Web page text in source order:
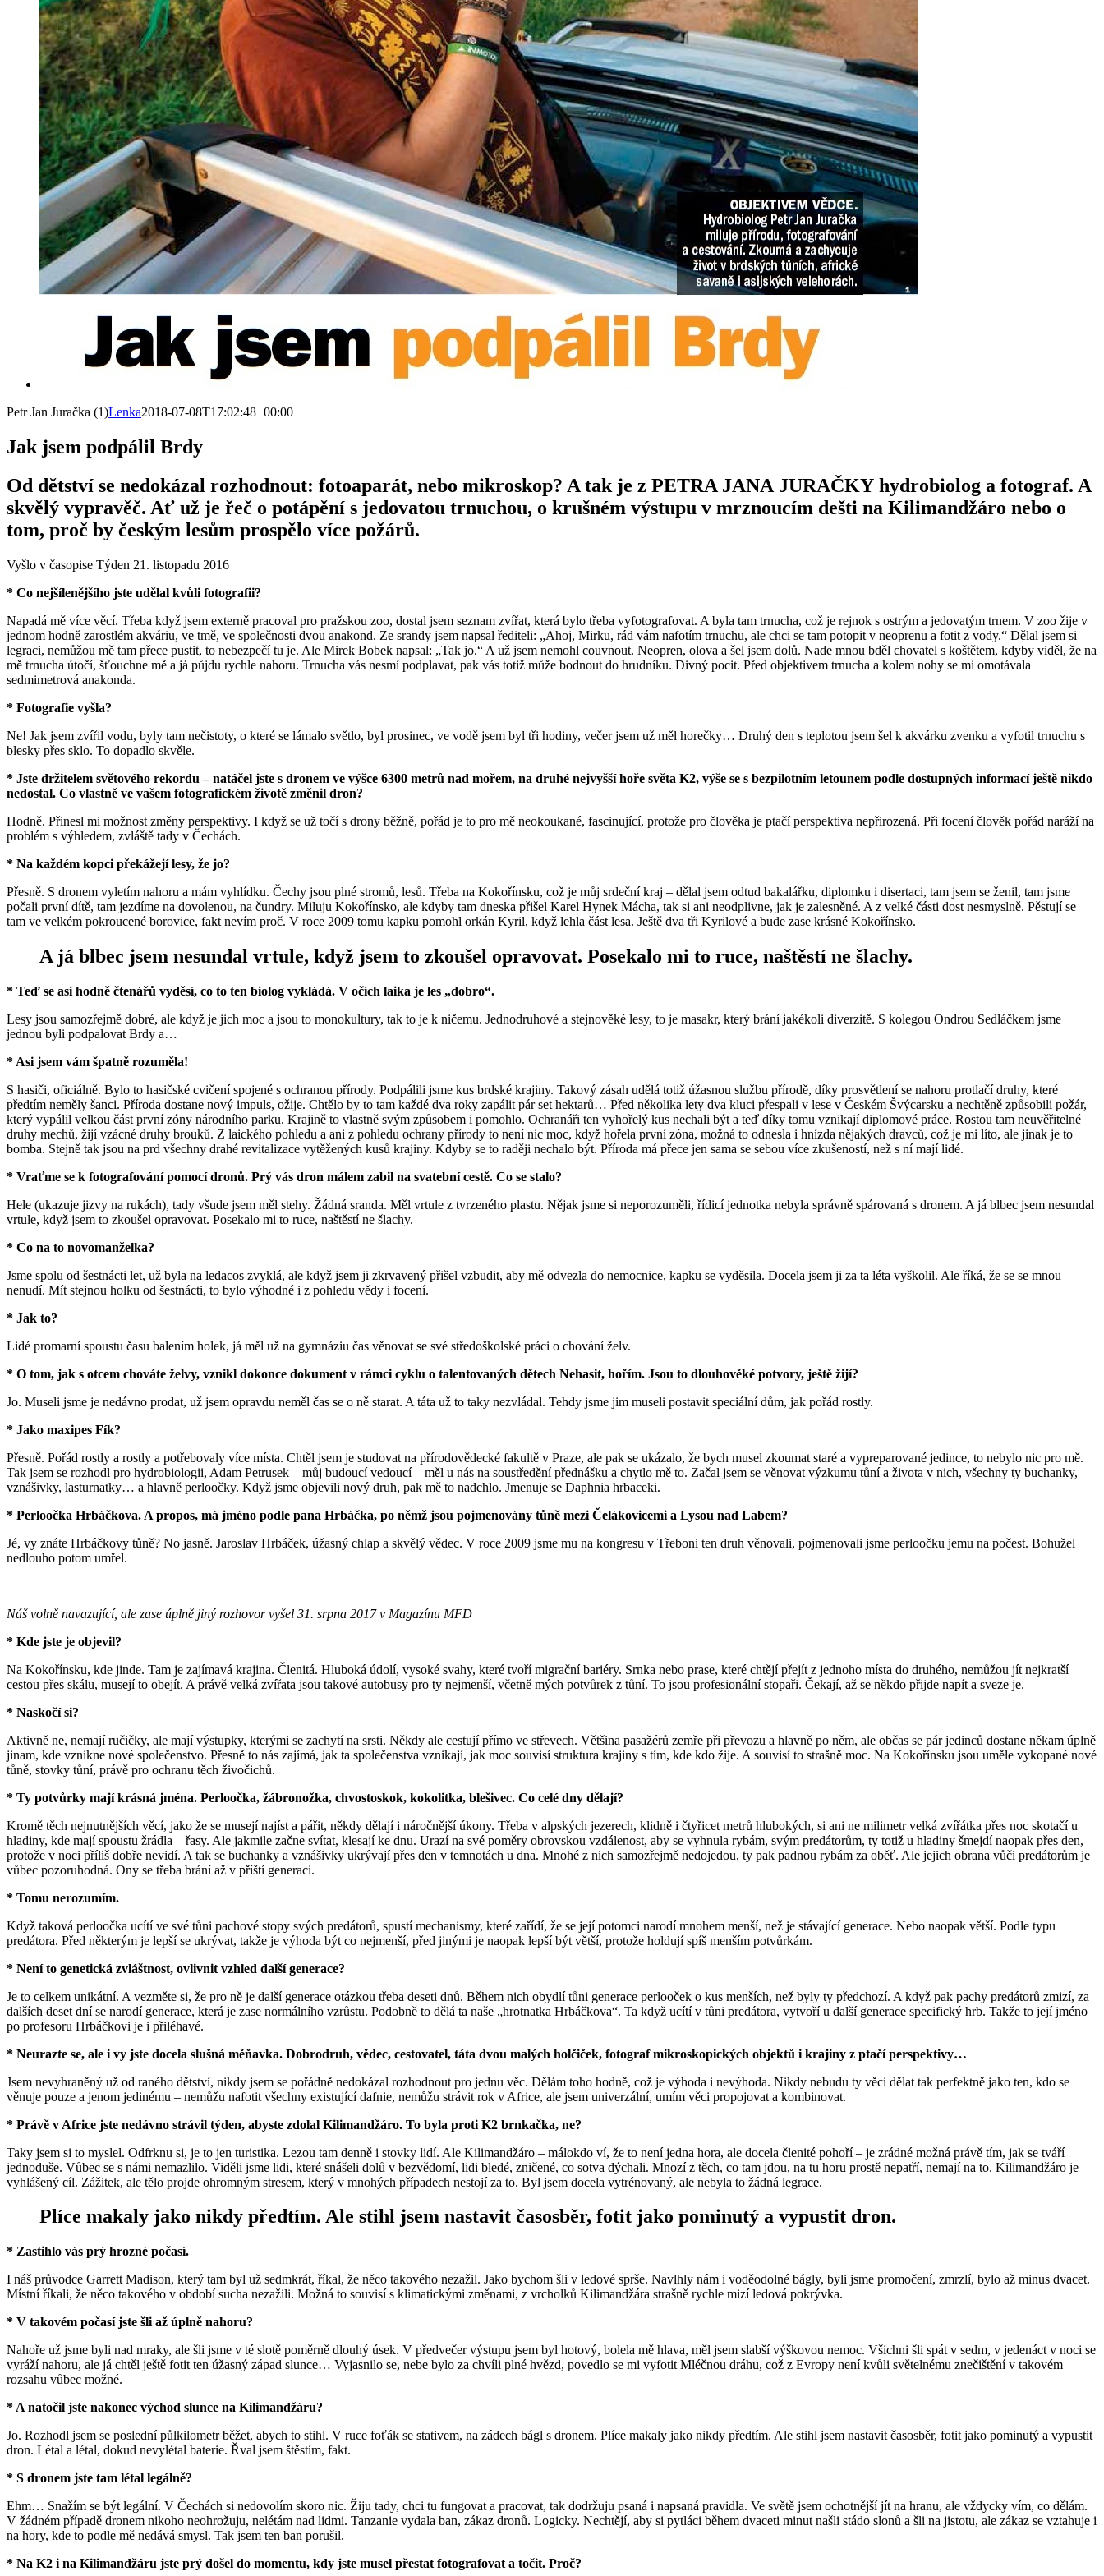
Petr Jan Juračka (1)Lenka2018-07-08T17:02:48+00:00
Jak jsem podpálil Brdy
Od dětství se nedokázal rozhodnout: fotoaparát, nebo mikroskop? A tak je z PETRA JANA JURAČKY hydrobiolog a fotograf. A
skvělý vypravěč. Ať už je řeč o potápění s jedovatou trnuchou, o krušném výstupu v mrznoucím dešti na Kilimandžáro nebo o
tom, proč by českým lesům prospělo více požárů.
Vyšlo v časopise Týden 21. listopadu 2016
* Co nejšílenějšího jste udělal kvůli fotografii?
Napadá mě více věcí. Třeba když jsem externě pracoval pro pražskou zoo, dostal jsem seznam zvířat, která bylo třeba vyfotografovat. A byla tam trnucha, což je rejnok s ostrým a jedovatým trnem. V zoo žije v
jednom hodně zarostlém akváriu, ve tmě, ve společnosti dvou anakond. Ze srandy jsem napsal řediteli: „Ahoj, Mirku, rád vám nafotím trnuchu, ale chci se tam potopit v neoprenu a fotit z vody.“ Dělal jsem si
legraci, nemůžou mě tam přece pustit, to nebezpečí tu je. Ale Mirek Bobek napsal: „Tak jo.“ A už jsem nemohl couvnout. Neopren, olova a šel jsem dolů. Nade mnou bděl chovatel s koštětem, kdyby viděl, že na
mě trnucha útočí, šťouchne mě a já půjdu rychle nahoru. Trnucha vás nesmí podplavat, pak vás totiž může bodnout do hrudníku. Divný pocit. Před objektivem trnucha a kolem nohy se mi omotávala
sedmimetrová anakonda.
* Fotografie vyšla?
Ne! Jak jsem zvířil vodu, byly tam nečistoty, o které se lámalo světlo, byl prosinec, ve vodě jsem byl tři hodiny, večer jsem už měl horečky… Druhý den s teplotou jsem šel k akvárku zvenku a vyfotil trnuchu s
blesky přes sklo. To dopadlo skvěle.
* Jste držitelem světového rekordu – natáčel jste s dronem ve výšce 6300 metrů nad mořem, na druhé nejvyšší hoře světa K2, výše se s bezpilotním letounem podle dostupných informací ještě nikdo
nedostal. Co vlastně ve vašem fotografickém životě změnil dron?
Hodně. Přinesl mi možnost změny perspektivy. I když se už točí s drony běžně, pořád je to pro mě neokoukané, fascinující, protože pro člověka je ptačí perspektiva nepřirozená. Při focení člověk pořád naráží na
problém s výhledem, zvláště tady v Čechách.
* Na každém kopci překážejí lesy, že jo?
Přesně. S dronem vyletím nahoru a mám vyhlídku. Čechy jsou plné stromů, lesů. Třeba na Kokořínsku, což je můj srdeční kraj – dělal jsem odtud bakalářku, diplomku i disertaci, tam jsem se ženil, tam jsme
počali první dítě, tam jezdíme na dovolenou, na čundry. Miluju Kokořínsko, ale kdyby tam dneska přišel Karel Hynek Mácha, tak si ani neodplivne, jak je zalesněné. A z velké části dost nesmyslně. Pěstují se
tam ve velkém pokroucené borovice, fakt nevím proč. V roce 2009 tomu kapku pomohl orkán Kyril, když lehla část lesa. Ještě dva tři Kyrilové a bude zase krásné Kokořínsko.
A já blbec jsem nesundal vrtule, když jsem to zkoušel opravovat. Posekalo mi to ruce, naštěstí ne šlachy.
* Teď se asi hodně čtenářů vyděsí, co to ten biolog vykládá. V očích laika je les „dobro“.
Lesy jsou samozřejmě dobré, ale když je jich moc a jsou to monokultury, tak to je k ničemu. Jednodruhové a stejnověké lesy, to je masakr, který brání jakékoli diverzitě. S kolegou Ondrou Sedláčkem jsme
jednou byli podpalovat Brdy a…
* Asi jsem vám špatně rozuměla!
S hasiči, oficiálně. Bylo to hasičské cvičení spojené s ochranou přírody. Podpálili jsme kus brdské krajiny. Takový zásah udělá totiž úžasnou službu přírodě, díky prosvětlení se nahoru protlačí druhy, které
předtím neměly šanci. Příroda dostane nový impuls, ožije. Chtělo by to tam každé dva roky zapálit pár set hektarů… Před několika lety dva kluci přespali v lese v Českém Švýcarsku a nechtěně způsobili požár,
který vypálil velkou část první zóny národního parku. Krajině to vlastně svým způsobem i pomohlo. Ochranáři ten vyhořelý kus nechali být a teď díky tomu vznikají diplomové práce. Rostou tam neuvěřitelné
druhy mechů, žijí vzácné druhy brouků. Z laického pohledu a ani z pohledu ochrany přírody to není nic moc, když hořela první zóna, možná to odnesla i hnízda nějakých dravců, což je mi líto, ale jinak je to
bomba. Stejně tak jsou na prd všechny drahé revitalizace vytěžených kusů krajiny. Kdyby se to raději nechalo být. Příroda má přece jen sama se sebou více zkušeností, než s ní mají lidé.
* Vraťme se k fotografování pomocí dronů. Prý vás dron málem zabil na svatební cestě. Co se stalo?
Hele (ukazuje jizvy na rukách), tady všude jsem měl stehy. Žádná sranda. Měl vrtule z tvrzeného plastu. Nějak jsme si neporozuměli, řídicí jednotka nebyla správně spárovaná s dronem. A já blbec jsem nesundal
vrtule, když jsem to zkoušel opravovat. Posekalo mi to ruce, naštěstí ne šlachy.
* Co na to novomanželka?
Jsme spolu od šestnácti let, už byla na ledacos zvyklá, ale když jsem ji zkrvavený přišel vzbudit, aby mě odvezla do nemocnice, kapku se vyděsila. Docela jsem ji za ta léta vyškolil. Ale říká, že se se mnou
nenudí. Mít stejnou holku od šestnácti, to bylo výhodné i z pohledu vědy i focení.
* Jak to?
Lidé promarní spoustu času balením holek, já měl už na gymnáziu čas věnovat se své středoškolské práci o chování želv.
* O tom, jak s otcem chováte želvy, vznikl dokonce dokument v rámci cyklu o talentovaných dětech Nehasit, hořím. Jsou to dlouhověké potvory, ještě žijí?
Jo. Museli jsme je nedávno prodat, už jsem opravdu neměl čas se o ně starat. A táta už to taky nezvládal. Tehdy jsme jim museli postavit speciální dům, jak pořád rostly.
* Jako maxipes Fík?
Přesně. Pořád rostly a rostly a potřebovaly více místa. Chtěl jsem je studovat na přírodovědecké fakultě v Praze, ale pak se ukázalo, že bych musel zkoumat staré a vypreparované jedince, to nebylo nic pro mě.
Tak jsem se rozhodl pro hydrobiologii, Adam Petrusek – můj budoucí vedoucí – měl u nás na soustředění přednášku a chytlo mě to. Začal jsem se věnovat výzkumu tůní a života v nich, všechny ty buchanky,
vznášivky, lasturnatky… a hlavně perloočky. Když jsme objevili nový druh, pak mě to nadchlo. Jmenuje se Daphnia hrbaceki.
* Perloočka Hrbáčkova. A propos, má jméno podle pana Hrbáčka, po němž jsou pojmenovány tůně mezi Čelákovicemi a Lysou nad Labem?
Jé, vy znáte Hrbáčkovy tůně? No jasně. Jaroslav Hrbáček, úžasný chlap a skvělý vědec. V roce 2009 jsme mu na kongresu v Třeboni ten druh věnovali, pojmenovali jsme perloočku jemu na počest. Bohužel
nedlouho potom umřel.
Náš volně navazující, ale zase úplně jiný rozhovor vyšel 31. srpna 2017 v Magazínu MFD
* Kde jste je objevil?
Na Kokořínsku, kde jinde. Tam je zajímavá krajina. Členitá. Hluboká údolí, vysoké svahy, které tvoří migrační bariéry. Srnka nebo prase, které chtějí přejít z jednoho místa do druhého, nemůžou jít nejkratší
cestou přes skálu, musejí to obejít. A právě velká zvířata jsou takové autobusy pro ty nejmenší, včetně mých potvůrek z tůní. To jsou profesionální stopaři. Čekají, až se někdo přijde napít a sveze je.
* Naskočí si?
Aktivně ne, nemají ručičky, ale mají výstupky, kterými se zachytí na srsti. Někdy ale cestují přímo ve střevech. Většina pasažérů zemře při převozu a hlavně po něm, ale občas se pár jedinců dostane někam úplně
jinam, kde vznikne nové společenstvo. Přesně to nás zajímá, jak ta společenstva vznikají, jak moc souvisí struktura krajiny s tím, kde kdo žije. A souvisí to strašně moc. Na Kokořínsku jsou uměle vykopané nové
tůně, stovky tůní, právě pro ochranu těch živočichů.
* Ty potvůrky mají krásná jména. Perloočka, žábronožka, chvostoskok, kokolitka, blešivec. Co celé dny dělají?
Kromě těch nejnutnějších věcí, jako že se musejí najíst a pářit, někdy dělají i náročnější úkony. Třeba v alpských jezerech, klidně i čtyřicet metrů hlubokých, si ani ne milimetr velká zvířátka přes noc skotačí u
hladiny, kde mají spoustu žrádla – řasy. Ale jakmile začne svítat, klesají ke dnu. Urazí na své poměry obrovskou vzdálenost, aby se vyhnula rybám, svým predátorům, ty totiž u hladiny šmejdí naopak přes den,
protože v noci příliš dobře nevidí. A tak se buchanky a vznášivky ukrývají přes den v temnotách u dna. Mnohé z nich samozřejmě nedojedou, ty pak padnou rybám za oběť. Ale jejich obrana vůči predátorům je
vůbec pozoruhodná. Ony se třeba brání až v příští generaci.
* Tomu nerozumím.
Když taková perloočka ucítí ve své tůni pachové stopy svých predátorů, spustí mechanismy, které zařídí, že se její potomci narodí mnohem menší, než je stávající generace. Nebo naopak větší. Podle typu
predátora. Před některým je lepší se ukrývat, takže je výhoda být co nejmenší, před jinými je naopak lepší být větší, protože holdují spíš menším potvůrkám.
* Není to genetická zvláštnost, ovlivnit vzhled další generace?
Je to celkem unikátní. A vezměte si, že pro ně je další generace otázkou třeba deseti dnů. Během nich obydlí tůni generace perlooček o kus menších, než byly ty předchozí. A když pak pachy predátorů zmizí, za
dalších deset dní se narodí generace, která je zase normálního vzrůstu. Podobně to dělá ta naše „hrotnatka Hrbáčkova“. Ta když ucítí v tůni predátora, vytvoří u další generace specifický hrb. Takže to její jméno
po profesoru Hrbáčkovi je i přiléhavé.
* Neurazte se, ale i vy jste docela slušná měňavka. Dobrodruh, vědec, cestovatel, táta dvou malých holčiček, fotograf mikroskopických objektů i krajiny z ptačí perspektivy…
Jsem nevyhraněný už od raného dětství, nikdy jsem se pořádně nedokázal rozhodnout pro jednu věc. Dělám toho hodně, což je výhoda i nevýhoda. Nikdy nebudu ty věci dělat tak perfektně jako ten, kdo se
věnuje pouze a jenom jedinému – nemůžu nafotit všechny existující dafnie, nemůžu strávit rok v Africe, ale jsem univerzální, umím věci propojovat a kombinovat.
* Právě v Africe jste nedávno strávil týden, abyste zdolal Kilimandžáro. To byla proti K2 brnkačka, ne?
Taky jsem si to myslel. Odfrknu si, je to jen turistika. Lezou tam denně i stovky lidí. Ale Kilimandžáro – málokdo ví, že to není jedna hora, ale docela členité pohoří – je zrádné možná právě tím, jak se tváří
jednoduše. Vůbec se s námi nemazlilo. Viděli jsme lidi, které snášeli dolů v bezvědomí, lidi bledé, zničené, co sotva dýchali. Mnozí z těch, co tam jdou, na tu horu prostě nepatří, nemají na to. Kilimandžáro je
vyhlášený cíl. Zážitek, ale tělo projde ohromným stresem, který v mnohých případech nestojí za to. Byl jsem docela vytrénovaný, ale nebyla to žádná legrace.
Plíce makaly jako nikdy předtím. Ale stihl jsem nastavit časosběr, fotit jako pominutý a vypustit dron.
* Zastihlo vás prý hrozné počasí.
I náš průvodce Garrett Madison, který tam byl už sedmkrát, říkal, že něco takového nezažil. Jako bychom šli v ledové sprše. Navlhly nám i voděodolné bágly, byli jsme promočení, zmrzlí, bylo až minus dvacet.
Místní říkali, že něco takového v období sucha nezažili. Možná to souvisí s klimatickými změnami, z vrcholků Kilimandžára strašně rychle mizí ledová pokrývka.
* V takovém počasí jste šli až úplně nahoru?
Nahoře už jsme byli nad mraky, ale šli jsme v té slotě poměrně dlouhý úsek. V předvečer výstupu jsem byl hotový, bolela mě hlava, měl jsem slabší výškovou nemoc. Všichni šli spát v sedm, v jedenáct v noci se
vyráží nahoru, ale já chtěl ještě fotit ten úžasný západ slunce… Vyjasnilo se, nebe bylo za chvíli plné hvězd, povedlo se mi vyfotit Mléčnou dráhu, což z Evropy není kvůli světelnému znečištění v takovém
rozsahu vůbec možné.
* A natočil jste nakonec východ slunce na Kilimandžáru?
Jo. Rozhodl jsem se poslední půlkilometr běžet, abych to stihl. V ruce foťák se stativem, na zádech bágl s dronem. Plíce makaly jako nikdy předtím. Ale stihl jsem nastavit časosběr, fotit jako pominutý a vypustit
dron. Létal a létal, dokud nevylétal baterie. Řval jsem štěstím, fakt.
* S dronem jste tam létal legálně?
Ehm… Snažím se být legální. V Čechách si nedovolím skoro nic. Žiju tady, chci tu fungovat a pracovat, tak dodržuju psaná i napsaná pravidla. Ve světě jsem ochotnější jít na hranu, ale vždycky vím, co dělám.
V žádném případě dronem nikoho neohrožuju, nelétám nad lidmi. Tanzanie vydala ban, zákaz dronů. Logicky. Nechtějí, aby si pytláci během dvaceti minut našli stádo slonů a šli na jistotu, ale zákaz se vztahuje i
na hory, kde to podle mě nedává smysl. Tak jsem ten ban porušil.
* Na K2 i na Kilimandžáru jste prý došel do momentu, kdy jste musel přestat fotografovat a točit. Proč?